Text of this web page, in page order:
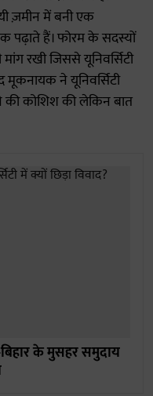
ज़मीन में बनी एक
पढ़ाते हैं। फोरम के सदस्यों
रखी जिससे यूनिवर्सिटी
मूकनायक ने यूनिवर्सिटी
की कोशिश की लेकिन बात
के मुसहर समुदाय